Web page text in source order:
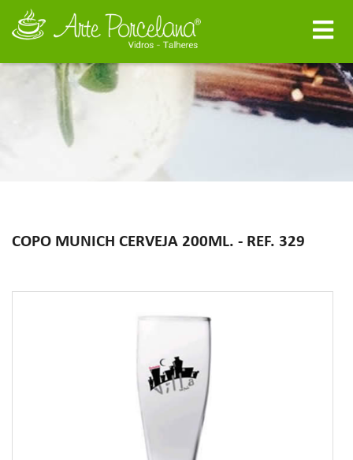
COPO MUNICH CERVEJA 200ML. - REF. 329